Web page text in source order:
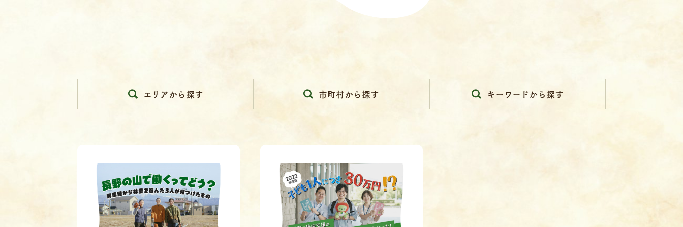
エリアから探す 市町村から探す キーワードから探す